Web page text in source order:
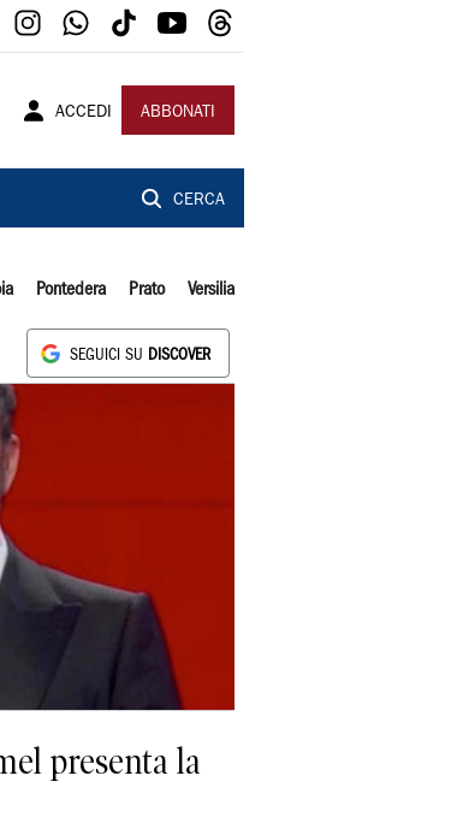
ACCEDI ABBONATI
CERCA
Pontedera Prato Versilia
SEGUICI SU DISCOVER
presenta la